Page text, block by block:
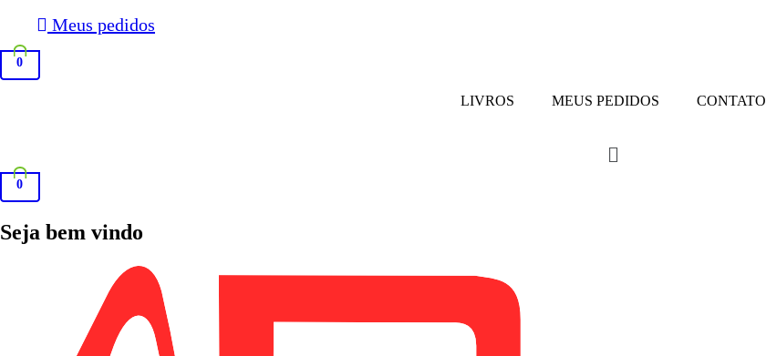
Meus pedidos
0
LIVROS MEUS PEDIDOS CONTATO
0
Seja bem vindo